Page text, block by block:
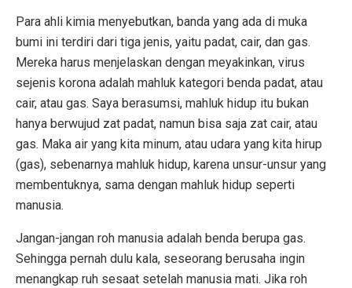
Para ahli kimia menyebutkan, banda yang ada di muka
bumi ini terdiri dari tiga jenis, yaitu padat, cair, dan gas.
Mereka harus menjelaskan dengan meyakinkan, virus
sejenis korona adalah mahluk kategori benda padat, atau
cair, atau gas. Saya berasumsi, mahluk hidup itu bukan
hanya berwujud zat padat, namun bisa saja zat cair, atau
gas. Maka air yang kita minum, atau udara yang kita hirup
(gas), sebenarnya mahluk hidup, karena unsur-unsur yang
membentuknya, sama dengan mahluk hidup seperti
manusia.
Jangan-jangan roh manusia adalah benda berupa gas.
Sehingga pernah dulu kala, seseorang berusaha ingin
menangkap ruh sesaat setelah manusia mati. Jika roh